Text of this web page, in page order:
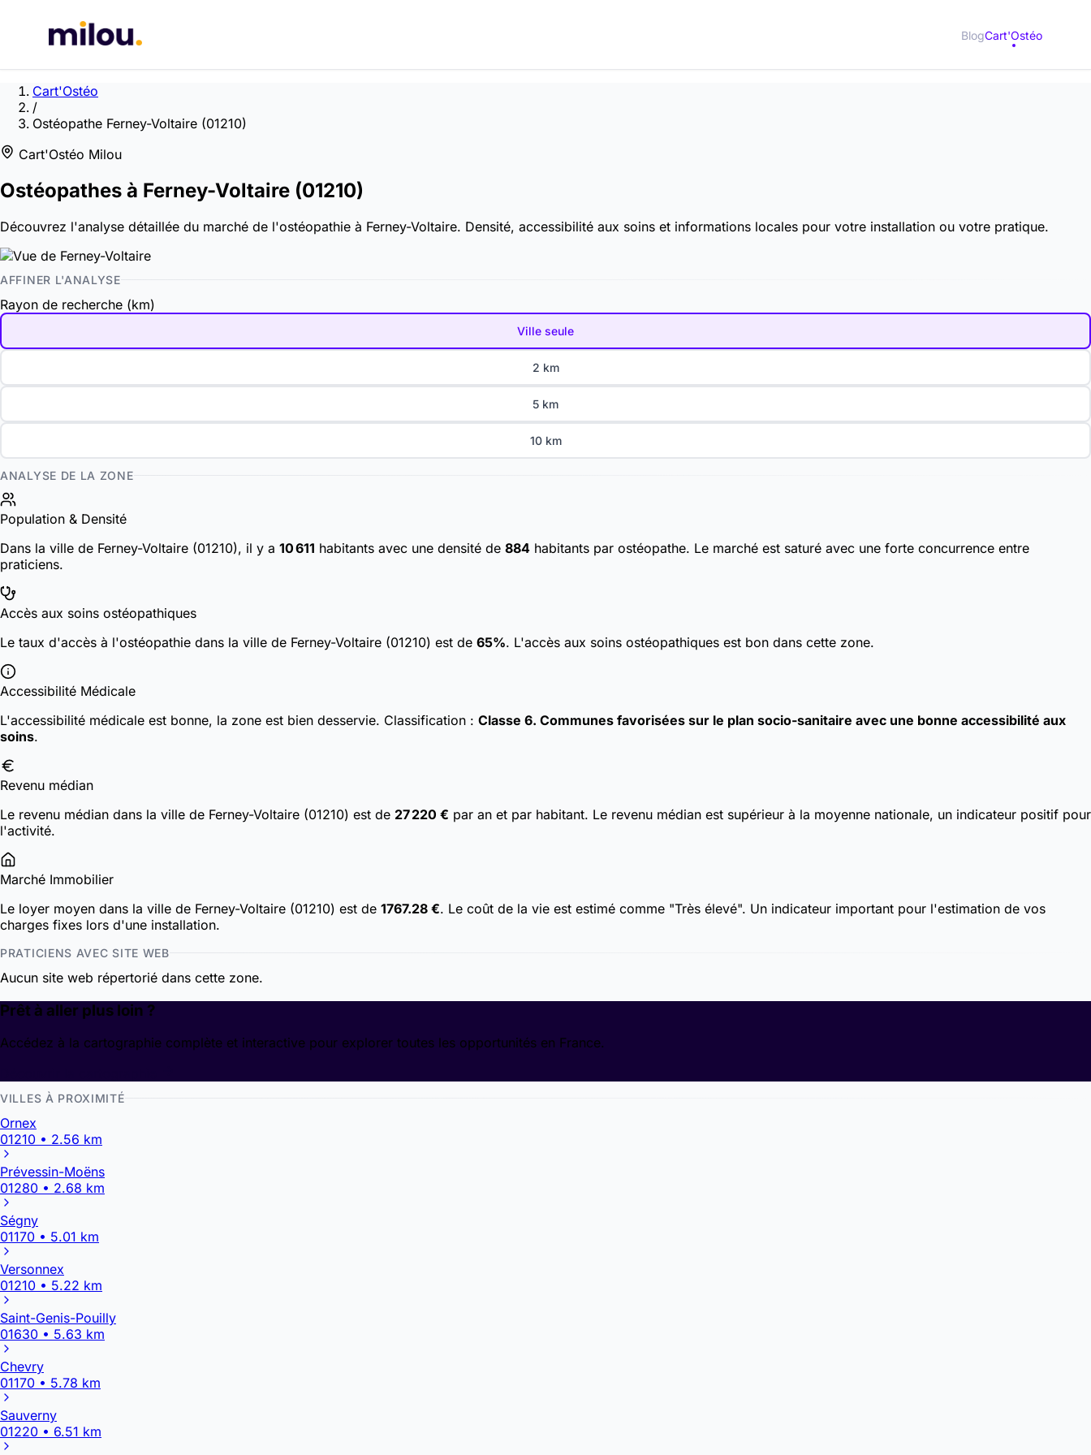
BlogCart'Ostéo
Cart'Ostéo
/
Ostéopathe Ferney-Voltaire (01210)
Cart'Ostéo Milou
Ostéopathes à Ferney-Voltaire (01210)
Découvrez l'analyse détaillée du marché de l'ostéopathie à Ferney-Voltaire. Densité, accessibilité aux soins et informations locales pour votre installation ou votre pratique.
AFFINER L'ANALYSE
Rayon de recherche (km)
Ville seule
2 km
5 km
10 km
ANALYSE DE LA ZONE
Population & Densité
Dans la ville de Ferney-Voltaire (01210), il y a 10 611 habitants avec une densité de 884 habitants par ostéopathe. Le marché est saturé avec une forte concurrence entre
praticiens.
Accès aux soins ostéopathiques
Le taux d'accès à l'ostéopathie dans la ville de Ferney-Voltaire (01210) est de 65%. L'accès aux soins ostéopathiques est bon dans cette zone.
Accessibilité Médicale
L'accessibilité médicale est bonne, la zone est bien desservie. Classification : Classe 6. Communes favorisées sur le plan socio-sanitaire avec une bonne accessibilité aux
soins.
Revenu médian
Le revenu médian dans la ville de Ferney-Voltaire (01210) est de 27 220 € par an et par habitant. Le revenu médian est supérieur à la moyenne nationale, un indicateur positif pour
l'activité.
Marché Immobilier
Le loyer moyen dans la ville de Ferney-Voltaire (01210) est de 1767.28 €. Le coût de la vie est estimé comme "Très élevé". Un indicateur important pour l'estimation de vos
charges fixes lors d'une installation.
PRATICIENS AVEC SITE WEB
Aucun site web répertorié dans cette zone.
Prêt à aller plus loin ?
Accédez à la cartographie complète et interactive pour explorer toutes les opportunités en France.
VILLES À PROXIMITÉ
Ornex
01210 • 2.56 km
Prévessin-Moëns
01280 • 2.68 km
Ségny
01170 • 5.01 km
Versonnex
01210 • 5.22 km
Saint-Genis-Pouilly
01630 • 5.63 km
Chevry
01170 • 5.78 km
Sauverny
01220 • 6.51 km